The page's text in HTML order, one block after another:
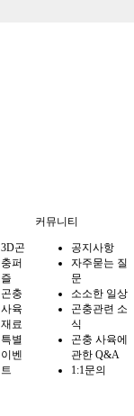
3D곤
충퍼
즐
곤충
사육
재료
특별
이벤
트
커뮤니티
공지사항
자주묻는 질
문
소소한 일상
곤충관련 소
식
곤충 사육에
관한 Q&A
1:1문의